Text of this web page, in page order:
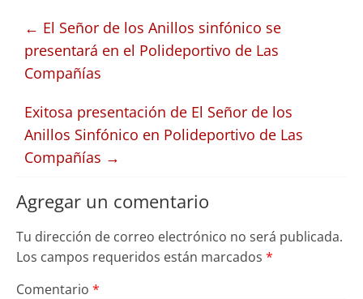
← El Señor de los Anillos sinfónico se
presentará en el Polideportivo de Las
Compañías
Exitosa presentación de El Señor de los
Anillos Sinfónico en Polideportivo de Las
Compañías →
Agregar un comentario
Tu dirección de correo electrónico no será publicada.
Los campos requeridos están marcados *
Comentario *